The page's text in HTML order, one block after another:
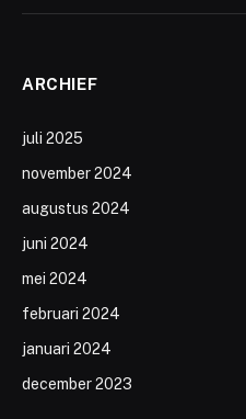
ARCHIEF
juli 2025
november 2024
augustus 2024
juni 2024
mei 2024
februari 2024
januari 2024
december 2023